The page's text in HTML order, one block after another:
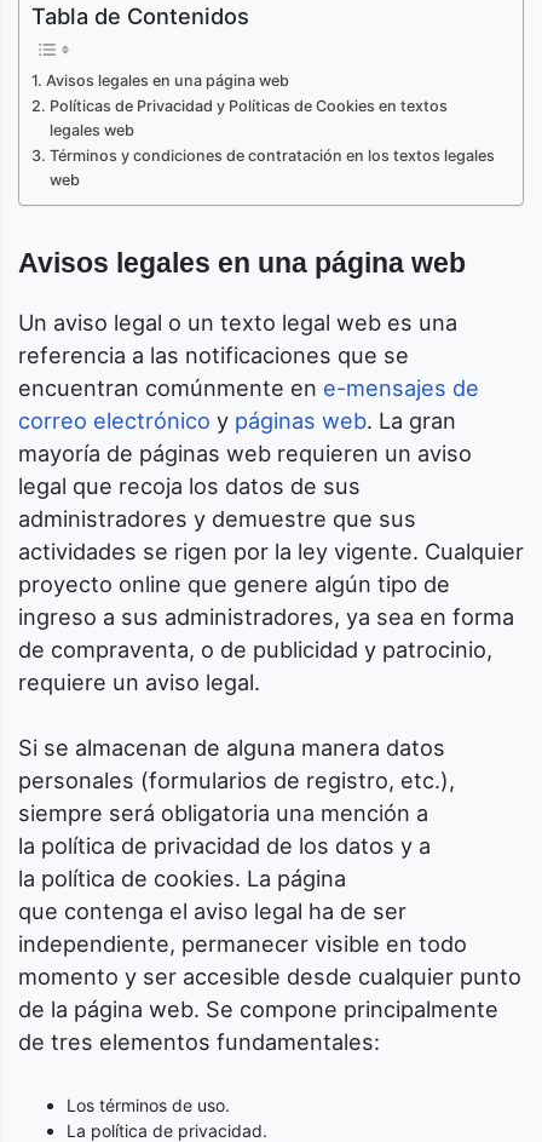
Tabla de Contenidos
Avisos legales en una página web
Políticas de Privacidad y Políticas de Cookies en textos
legales web
Términos y condiciones de contratación en los textos legales
web
Avisos legales en una página web
Un aviso legal o un texto legal web es una
referencia a las notificaciones que se
encuentran comúnmente en e-mensajes de
correo electrónico y páginas web. La gran
mayoría de páginas web requieren un aviso
legal que recoja los datos de sus
administradores y demuestre que sus
actividades se rigen por la ley vigente. Cualquier
proyecto online que genere algún tipo de
ingreso a sus administradores, ya sea en forma
de compraventa, o de publicidad y patrocinio,
requiere un aviso legal.
Si se almacenan de alguna manera datos
personales (formularios de registro, etc.),
siempre será obligatoria una mención a
la política de privacidad de los datos y a
la política de cookies. La página
que contenga el aviso legal ha de ser
independiente, permanecer visible en todo
momento y ser accesible desde cualquier punto
de la página web. Se compone principalmente
de tres elementos fundamentales:
Los términos de uso.
La política de privacidad.